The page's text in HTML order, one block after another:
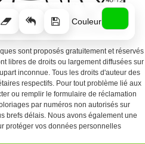
Couleur
sont proposés gratuitement et réservés
libres de droits ou largement diffusées sur
inconnue. Tous les droits d'auteur des
respectifs. Pour tout problème lié aux
ou remplir le formulaire de réclamation
par numéros non autorisés sur
brefs délais. Nous avons également une
protéger vos données personnelles